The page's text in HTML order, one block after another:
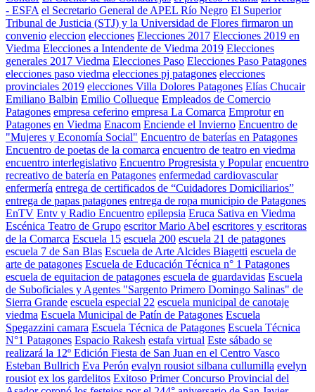
- ESFA el Secretario General de APEL Río Negro El Superior
Tribunal de Justicia (STJ) y la Universidad de Flores firmaron un
convenio eleccion elecciones Elecciones 2017 Elecciones 2019 en
Viedma Elecciones a Intendente de Viedma 2019 Elecciones
generales 2017 Viedma Elecciones Paso Elecciones Paso Patagones
elecciones paso viedma elecciones pj patagones elecciones
provinciales 2019 elecciones Villa Dolores Patagones Elías Chucair
Emiliano Balbin Emilio Collueque Empleados de Comercio
Patagones empresa ceferino empresa La Comarca Emprotur en
Patagones en Viedma Enacom Enciende el Invierno Encuentro de
"Mujeres y Economía Social" Encuentro de baterías en Patagones
Encuentro de poetas de la comarca encuentro de teatro en viedma
encuentro interlegislativo Encuentro Progresista y Popular encuentro
recreativo de batería en Patagones enfermedad cardiovascular
enfermería entrega de certificados de “Cuidadores Domiciliarios”
entrega de papas patagones entrega de ropa municipio de Patagones
EnTV Entv y Radio Encuentro epilepsia Eruca Sativa en Viedma
Escénica Teatro de Grupo escritor Mario Abel escritores y escritoras
de la Comarca Escuela 15 escuela 200 escuela 21 de patagones
escuela 7 de San Blas Escuela de Arte Alcides Biagetti escuela de
arte de patagones Escuela de Educación Técnica n° 1 Patagones
escuela de equitacion de patagones escuela de guardavidas Escuela
de Suboficiales y Agentes "Sargento Primero Domingo Salinas" de
Sierra Grande escuela especial 22 escuela municipal de canotaje
viedma Escuela Municipal de Patín de Patagones Escuela
Spegazzini camara Escuela Técnica de Patagones Escuela Técnica
N°1 Patagones Espacio Rakesh estafa virtual Este sábado se
realizará la 12º Edición Fiesta de San Juan en el Centro Vasco
Esteban Bullrich Eva Perón evalyn rousiot silbana cullumilla evelyn
rousiot ex los gardelitos Exitoso Primer Concurso Provincial del